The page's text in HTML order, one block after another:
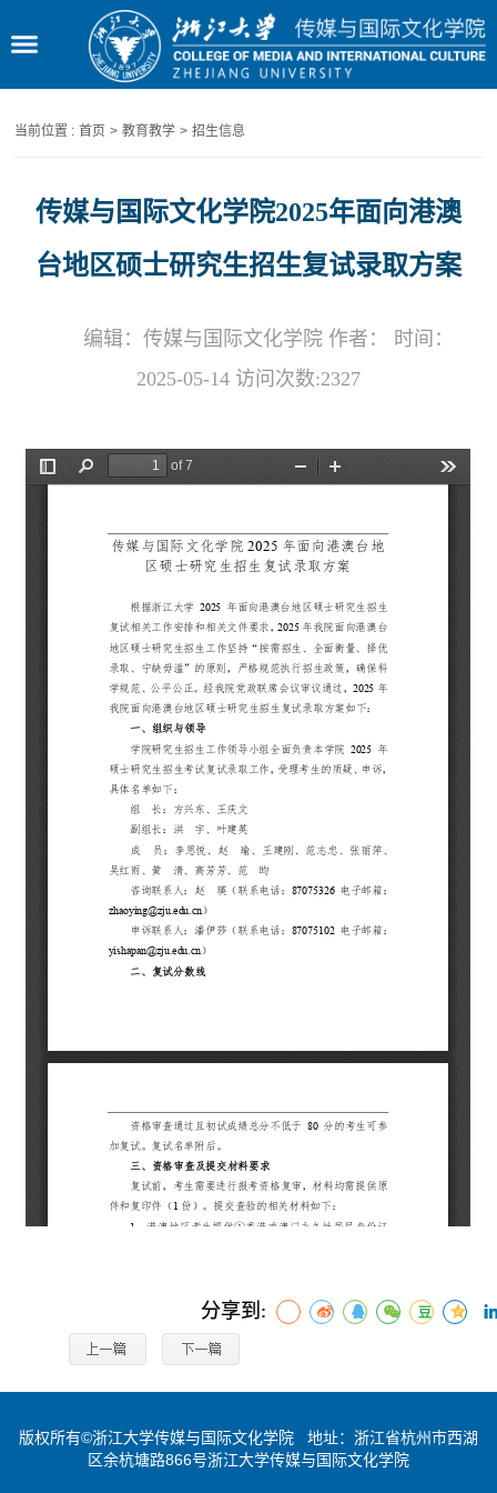
当前位置 : 首页 > 教育教学 > 招生信息
传媒与国际文化学院2025年面向港澳
台地区硕士研究生招生复试录取方案
编辑：传媒与国际文化学院 作者： 时间：
2025-05-14 访问次数:2327
分享到:
版权所有©浙江大学传媒与国际文化学院 地址：浙江省杭州市西湖
区余杭塘路866号浙江大学传媒与国际文化学院